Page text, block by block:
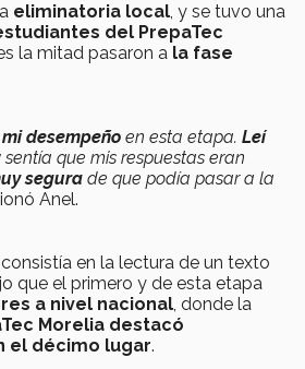
eliminatoria local, y se tuvo una
del PrepaTec
la mitad pasaron a la fase
desempeño en esta etapa. Leí
sentía que mis respuestas eran
segura de que podía pasar a la
Anel.
consistía en la lectura de un texto
que el primero y de esta etapa
a nivel nacional, donde la
Morelia destacó
el décimo lugar.